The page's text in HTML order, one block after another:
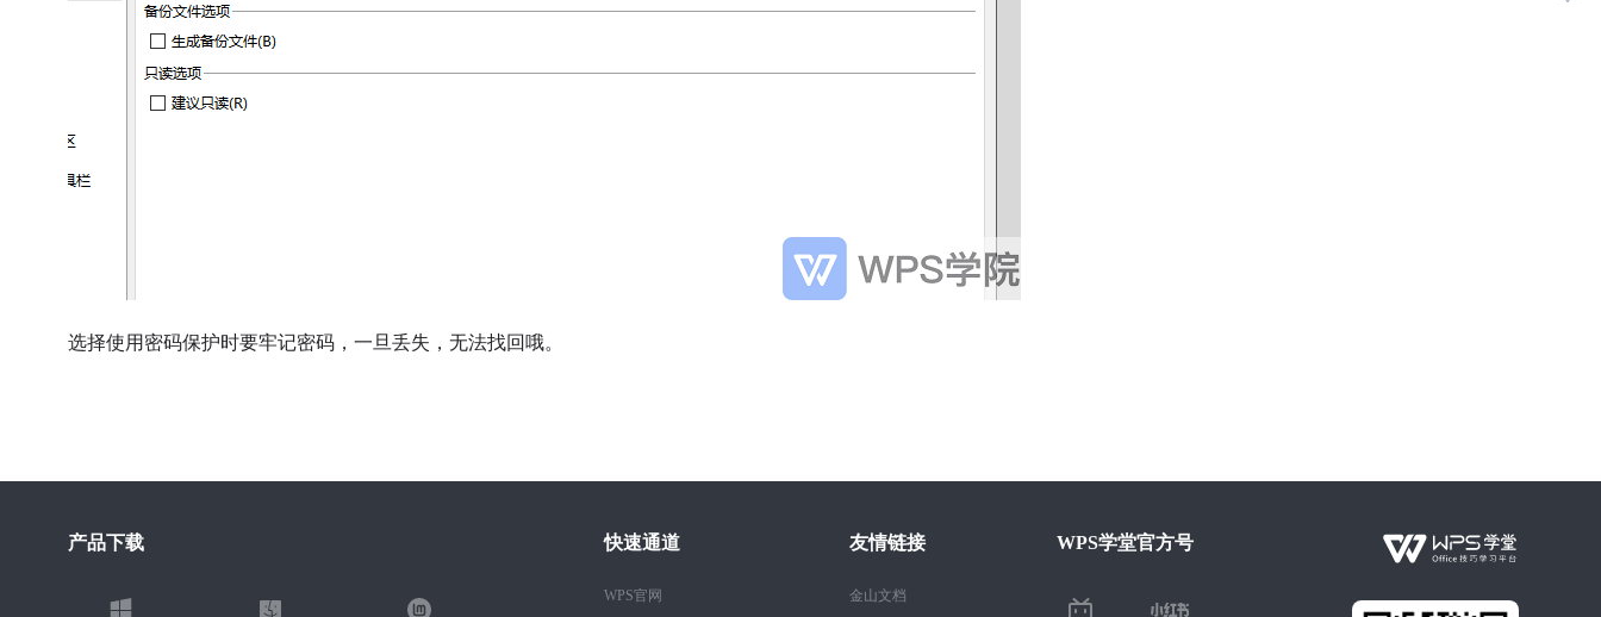
选择使用密码保护时要牢记密码，一旦丢失，无法找回哦。
产品下载 快速通道
WPS官网
友情链接
金山文档
WPS学堂官方号